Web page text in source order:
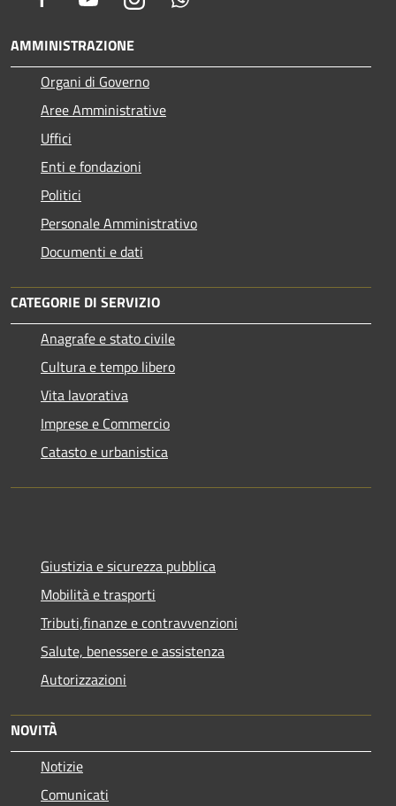
AMMINISTRAZIONE
Organi di Governo
Aree Amministrative
Uffici
Enti e fondazioni
Politici
Personale Amministrativo
Documenti e dati
CATEGORIE DI SERVIZIO
Anagrafe e stato civile
Cultura e tempo libero
Vita lavorativa
Imprese e Commercio
Catasto e urbanistica
Giustizia e sicurezza pubblica
Mobilità e trasporti
Tributi,finanze e contravvenzioni
Salute, benessere e assistenza
Autorizzazioni
NOVITÀ
Notizie
Comunicati